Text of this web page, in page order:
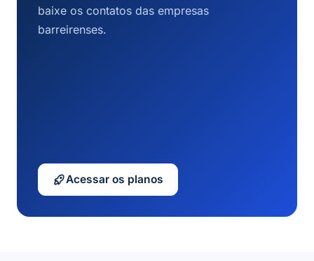
baixe os contatos das empresas
barreirenses.
Acessar os planos